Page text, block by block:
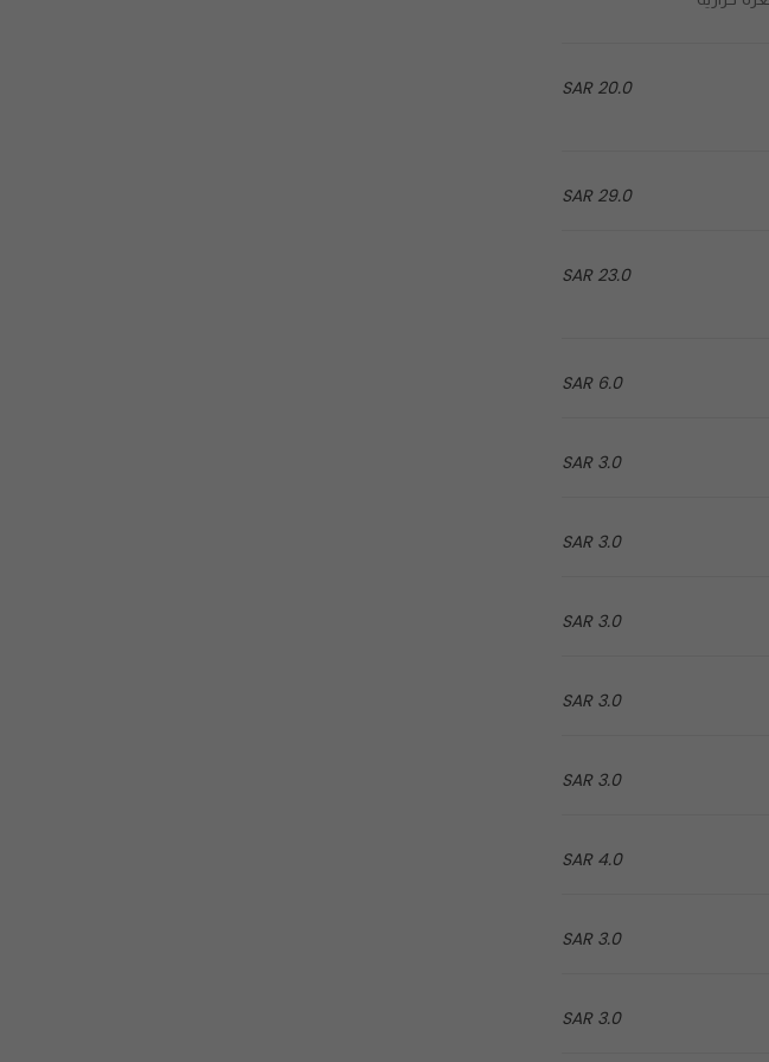
20.0 SAR
29.0 SAR
23.0 SAR
6.0 SAR
3.0 SAR
3.0 SAR
3.0 SAR
3.0 SAR
3.0 SAR
4.0 SAR
3.0 SAR
3.0 SAR